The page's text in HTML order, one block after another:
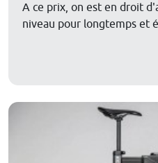
A ce prix, on est en droit
niveau pour longtemps et